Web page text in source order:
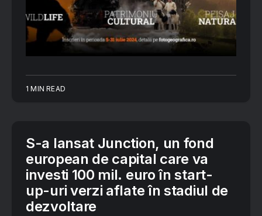
1 MIN READ
S-a lansat Junction, un fond
european de capital care va
investi 100 mil. euro în start-
up-uri verzi aflate în stadiul de
dezvoltare